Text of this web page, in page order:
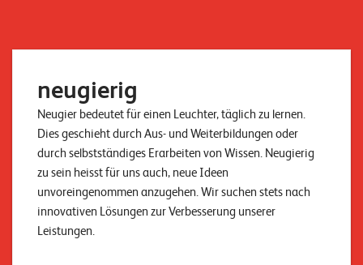
neugierig
Neugier bedeutet für einen Leuchter, täglich zu lernen.
Dies geschieht durch Aus- und Weiterbildungen oder
durch selbstständiges Erarbeiten von Wissen. Neugierig
zu sein heisst für uns auch, neue Ideen
unvoreingenommen anzugehen. Wir suchen stets nach
innovativen Lösungen zur Verbesserung unserer
Leistungen.